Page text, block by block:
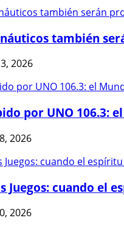
también
2026
por UNO 106.3:
2026
Juegos: cuando el
2026